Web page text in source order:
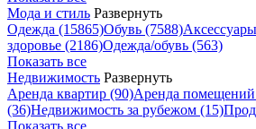
Мода и стиль Развернуть
Одежда (15865)Обувь (7588)Аксессуары
здоровье (2186)Одежда/обувь (563)
Показать все
Недвижимость Развернуть
Аренда квартир (90)Аренда помещений
(36)Недвижимость за рубежом (15)
Показать все